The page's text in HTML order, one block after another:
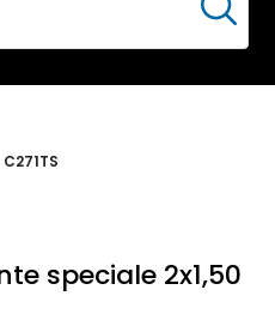
C271TS
speciale 2x1,50